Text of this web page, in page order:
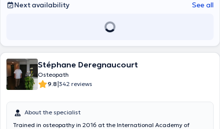
Next availability See all
Stéphane Deregnaucourt
Osteopath
9.8|342 reviews
About the specialist
Trained in osteopathy in 2016 at the International Academy of